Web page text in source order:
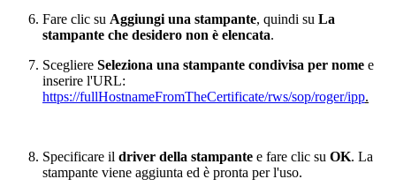
Fare clic su Aggiungi una stampante, quindi su La
stampante che desidero non è elencata.
Scegliere Seleziona una stampante condivisa per nome e
inserire l'URL:
https://fullHostnameFromTheCertificate/rws/sop/roger/ipp.
Specificare il driver della stampante e fare clic su OK. La
stampante viene aggiunta ed è pronta per l'uso.